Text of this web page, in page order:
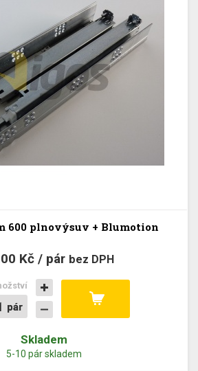
600 plnovýsuv + Blumotion
Kč / pár bez DPH
pár
pár
Skladem
5-10 pár skladem